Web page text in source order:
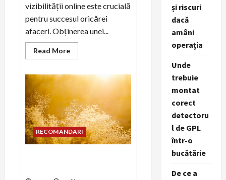
vizibilității online este crucială
pentru succesul oricărei
afaceri. Obținerea unei...
Read MoreRead
more
de
digital
pentru
creșterea
vizibilității
online
RECOMANDARI
și riscuri
dacă
amâni
operația
Unde
trebuie
montat
corect
detectoru
l de GPL
într-o
bucătărie
De ce a